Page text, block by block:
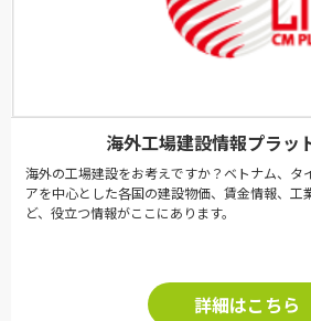
海外工場建設情報プラッ
海外の工場建設をお考えですか？ベトナム、タ
アを中心とした各国の建設物価、賃金情報、工
ど、役立つ情報がここにあります。
詳細はこちら